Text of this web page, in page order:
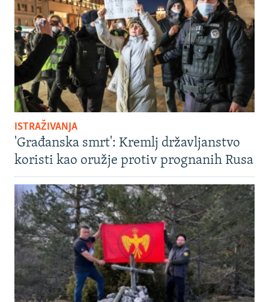
ISTRAŽIVANJA
'Građanska smrt': Kremlj državljanstvo
koristi kao oružje protiv prognanih Rusa